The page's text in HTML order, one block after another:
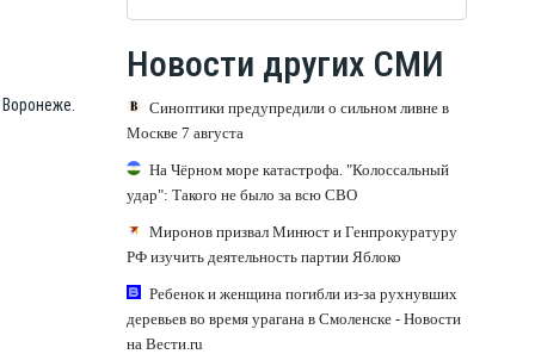
Новости других СМИ
Синоптики предупредили о сильном ливне в
Москве 7 августа
На Чёрном море катастрофа. "Колоссальный
удар": Такого не было за всю СВО
Миронов призвал Минюст и Генпрокуратуру
РФ изучить деятельность партии Яблоко
Ребенок и женщина погибли из-за рухнувших
деревьев во время урагана в Смоленске - Новости
на Вести.ru